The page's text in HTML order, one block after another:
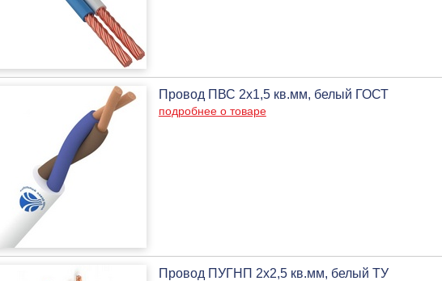
Провод ПВС 2х1,5 кв.мм, белый ГОСТ
подробнее о товаре
Провод ПУГНП 2х2,5 кв.мм, белый ТУ